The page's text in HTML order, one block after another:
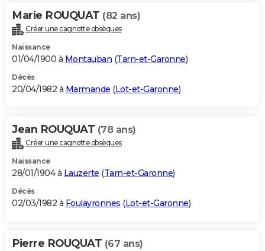
Marie ROUQUAT (82 ans)
Créer une cagnotte obsèques
Naissance
01/04/1900 à Montauban (Tarn-et-Garonne)
Décès
20/04/1982 à Marmande (Lot-et-Garonne)
Jean ROUQUAT (78 ans)
Créer une cagnotte obsèques
Naissance
28/01/1904 à Lauzerte (Tarn-et-Garonne)
Décès
02/03/1982 à Foulayronnes (Lot-et-Garonne)
Pierre ROUQUAT (67 ans)